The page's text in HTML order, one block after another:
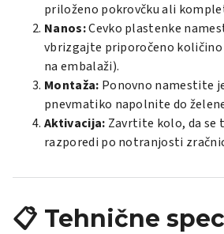
priloženo pokrovčku ali
Nanos:Cevko plastenke
vbrizgajte priporočeno
na embalaži).
Montaža: Ponovno namestite
pnevmatiko napolnite do
Aktivacija: Zavrtite kolo, da se
razporedi po notranjosti
📋 Tehnične